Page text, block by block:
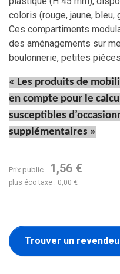
coloris (rouge, jaune, bleu,
Ces compartiments
des aménagements sur
boulonnerie, petites
« Les produits de
en compte pour le
susceptibles
supplémentaires »
Prix public 1,56 €
plus éco taxe : 0,00 €
Trouver un